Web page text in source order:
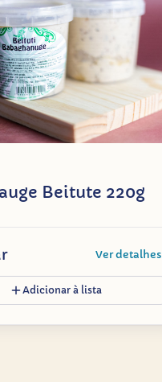
Beitute 220g
Ver detalhes
Adicionar à lista